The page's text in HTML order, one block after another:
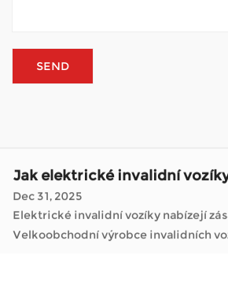
Elektrické invalidní vozíky změnily počet lidí, kteří se během dne pohybují. Jako a Velkoobchodní
vyřídit pochůzky, navštívit přátele
Jak elektrické invalidní
Dec 31, 2025
Elektrické invalidní vozíky nabízejí